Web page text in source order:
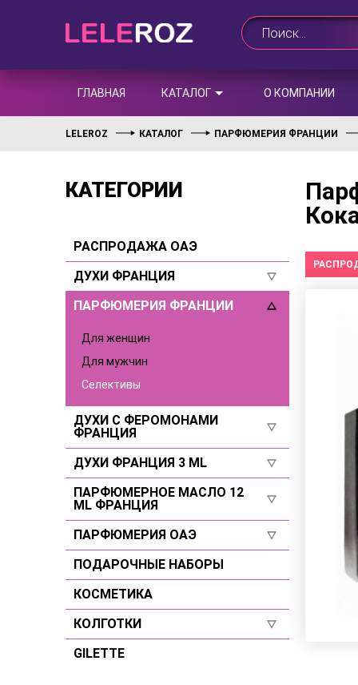
ГЛАВНАЯ КАТАЛОГ О КОМПАНИИ
LELEROZ КАТАЛОГ ПАРФЮМЕРИЯ ФРАНЦИИ
КАТЕГОРИИ
РАСПРОДАЖА ОАЭ
ДУХИ ФРАНЦИЯ
Для женщин
Для мужчин
Селективы
ПАРФЮМЕРИЯ ФРАНЦИИ
Для женщин
Для мужчин
Селективы
ДУХИ С ФЕРОМОНАМИ
ФРАНЦИЯ
Селективы
Для женщин
Для мужчин
ДУХИ ФРАНЦИЯ 3 ML
Для женщин
Для мужчин
Селективы
ПАРФЮМЕРНОЕ МАСЛО 12
ML ФРАНЦИЯ
Для женщин
Для мужчин
Селективы
ПАРФЮМЕРИЯ ОАЭ
Для женщин
Для мужчин
Селективы
ПОДАРОЧНЫЕ НАБОРЫ
КОСМЕТИКА
КОЛГОТКИ
Размер 2
GILETTE